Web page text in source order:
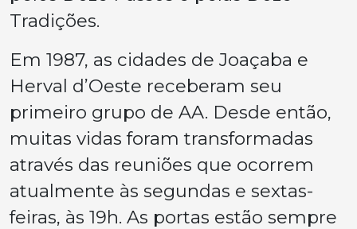
Tradições.
Em 1987, as cidades de Joaçaba e
Herval d’Oeste receberam seu
primeiro grupo de AA. Desde então,
muitas vidas foram transformadas
através das reuniões que ocorrem
atualmente às segundas e sextas-
feiras, às 19h. As portas estão sempre